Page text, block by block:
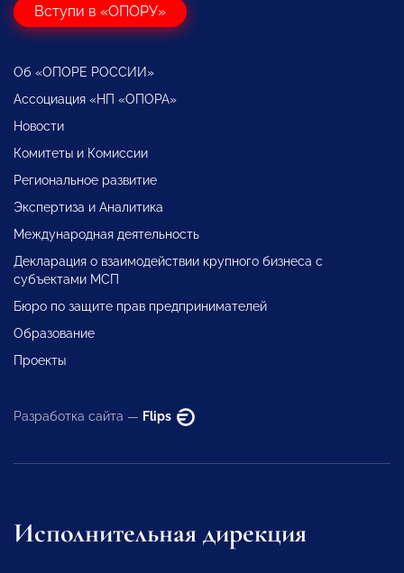
Вступи в «ОПОРУ»
Об «ОПОРЕ РОССИИ»
Ассоциация «НП «ОПОРА»
Новости
Комитеты и Комиссии
Региональное развитие
Экспертиза и Аналитика
Международная деятельность
Декларация о взаимодействии крупного бизнеса с
субъектами МСП
Бюро по защите прав предпринимателей
Образование
Проекты
Разработка сайта — Flips
Исполнительная дирекция